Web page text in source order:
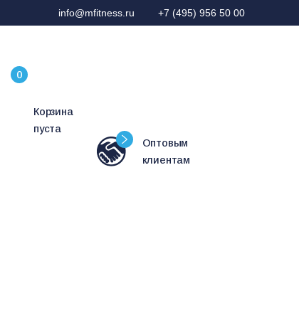
info@mfitness.ru +7 (495) 956 50 00
Корзина
пуста
Оптовым
клиентам